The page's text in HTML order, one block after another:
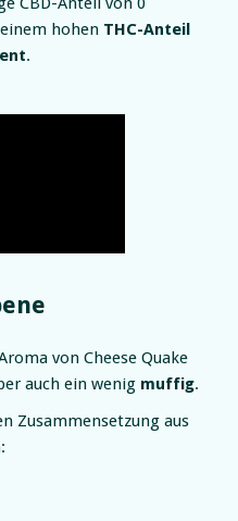
hohen THC-Anteil
.
von Cheese Quake
auch ein wenig muffig.
Zusammensetzung aus